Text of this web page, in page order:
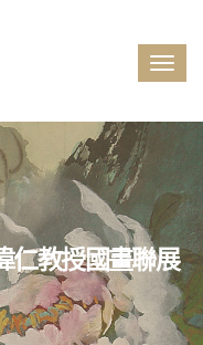
教授國畫聯展